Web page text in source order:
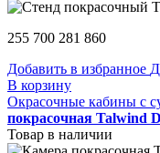
255 700 281 860
Добавить в избранное
В корзину
Окрасочные кабины с
покрасочная Talwind
Товар в наличии